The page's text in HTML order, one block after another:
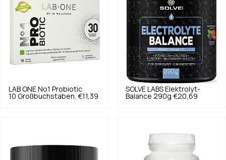
LAB ONE No1 Probiotic
10 Großbuchstaben. €11,39
SOLVE LABS Elektrolyt-
Balance 290g €20,69